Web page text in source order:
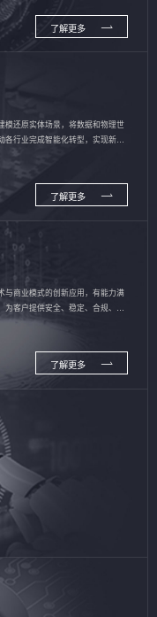
了解更多
模还原实体场景，将数据和物理世
行业完成智能化转型，实现新旧
了解更多
与商业模式的创新应用，有能力满
为客户提供安全、稳定、合规、持
了解更多